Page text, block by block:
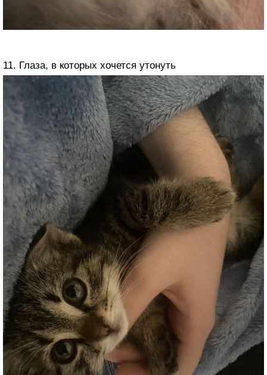
11. Глаза, в которых хочется утонуть